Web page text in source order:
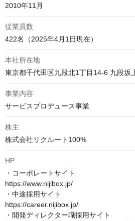
2010年11月
従業員数
422名（2025年4月1日現在）
本社所在地
東京都千代田区九段北1丁目14-6 九段坂
事業内容
サービスプロデュース事業
株主
株式会社リクルート100%
HP
・コーポレートサイト
https://www.nijibox.jp/
・中途採用サイト
https://career.nijibox.jp/
・開発ディレクター職採用サイト